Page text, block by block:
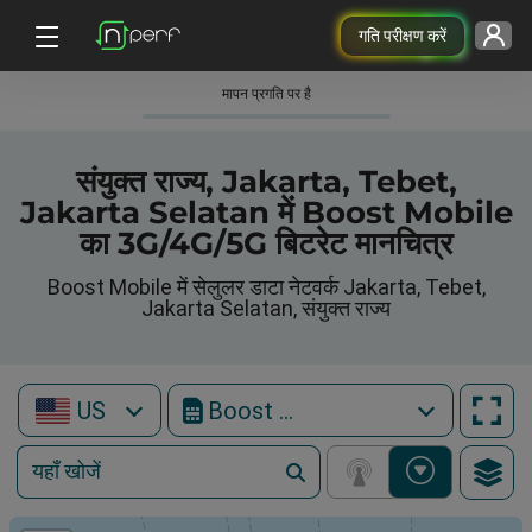
गति परीक्षण करें
मापन प्रगति पर है
संयुक्त राज्य, Jakarta, Tebet,
Jakarta Selatan में Boost Mobile
का 3G/4G/5G बिटरेट मानचित्र
Boost Mobile में सेलुलर डाटा नेटवर्क Jakarta, Tebet,
Jakarta Selatan, संयुक्त राज्य
US Boost Mobile